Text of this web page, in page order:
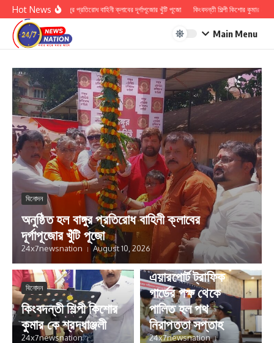
Skip to content
Hot News
অনুষ্ঠিত হল বাঙ্গুর প্রতিরোধ বাহিনী ক্লাবের দূর্গাপূজোর খুঁটি পূজো কিংবদন্তী শিল্পী কিশোর কুমার কে
Main Menu
বিনোদন
অনুষ্ঠিত হল বাঙ্গুর প্রতিরোধ বাহিনী ক্লাবের
দূর্গাপূজোর খুঁটি পূজো
24x7newsnation August 10, 2026
বিনোদন
কিংবদন্তী শিল্পী কিশোর
কুমার কে শ্রদ্ধাঞ্জলী
24x7newsnation
সোস্যাল
এয়ারপোর্ট ট্রাফিক
গার্ডের পক্ষ থেকে
পালিত হল পথ
নিরাপত্তা সপ্তাহ
24x7newsnation